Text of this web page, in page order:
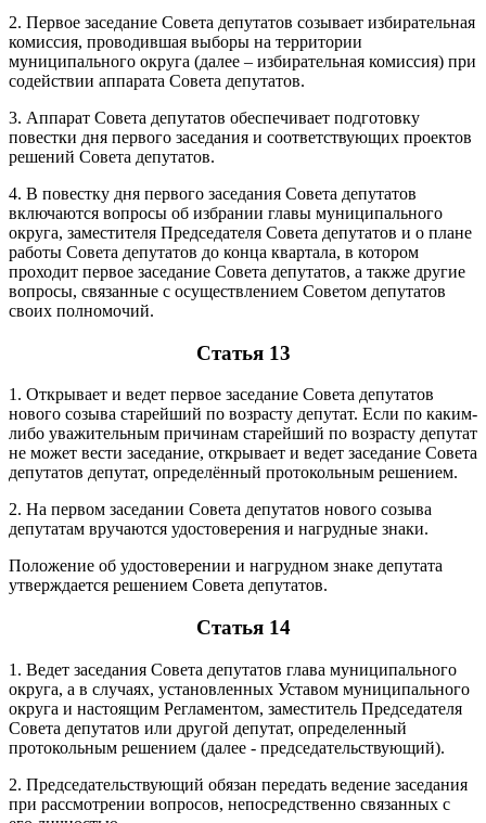
2. Первое заседание Совета депутатов созывает избирательная
комиссия, проводившая выборы на территории
муниципального округа (далее – избирательная комиссия) при
содействии аппарата Совета депутатов.
3. Аппарат Совета депутатов обеспечивает подготовку
повестки дня первого заседания и соответствующих проектов
решений Совета депутатов.
4. В повестку дня первого заседания Совета депутатов
включаются вопросы об избрании главы муниципального
округа, заместителя Председателя Совета депутатов и о плане
работы Совета депутатов до конца квартала, в котором
проходит первое заседание Совета депутатов, а также другие
вопросы, связанные с осуществлением Советом депутатов
своих полномочий.
Статья 13
1. Открывает и ведет первое заседание Совета депутатов
нового созыва старейший по возрасту депутат. Если по каким-
либо уважительным причинам старейший по возрасту депутат
не может вести заседание, открывает и ведет заседание Совета
депутатов депутат, определённый протокольным решением.
2. На первом заседании Совета депутатов нового созыва
депутатам вручаются удостоверения и нагрудные знаки.
Положение об удостоверении и нагрудном знаке депутата
утверждается решением Совета депутатов.
Статья 14
1. Ведет заседания Совета депутатов глава муниципального
округа, а в случаях, установленных Уставом муниципального
округа и настоящим Регламентом, заместитель Председателя
Совета депутатов или другой депутат, определенный
протокольным решением (далее - председательствующий).
2. Председательствующий обязан передать ведение заседания
при рассмотрении вопросов, непосредственно связанных с